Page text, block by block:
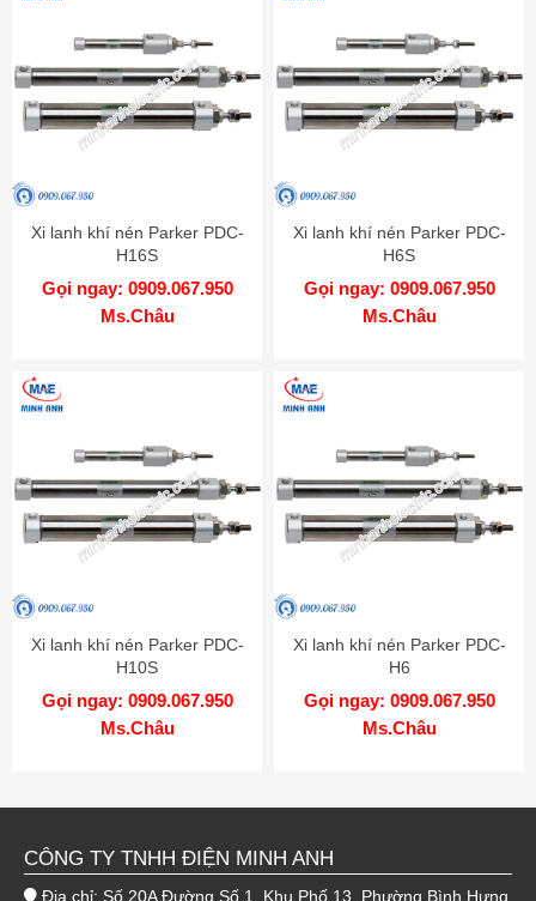
Xi lanh khí nén Parker PDC-
H16S
Gọi ngay: 0909.067.950
Ms.Châu
Xi lanh khí nén Parker PDC-
H6S
Gọi ngay: 0909.067.950
Ms.Châu
Xi lanh khí nén Parker PDC-
H10S
Gọi ngay: 0909.067.950
Ms.Châu
Xi lanh khí nén Parker PDC-
H6
Gọi ngay: 0909.067.950
Ms.Châu
CÔNG TY TNHH ĐIỆN MINH ANH
Địa chỉ: Số 20A Đường Số 1, Khu Phố 13, Phường Bình Hưng